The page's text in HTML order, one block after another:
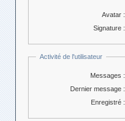
Avatar :
Signature :
Activité de l'utilisateur
Messages :
Dernier message :
Enregistré :